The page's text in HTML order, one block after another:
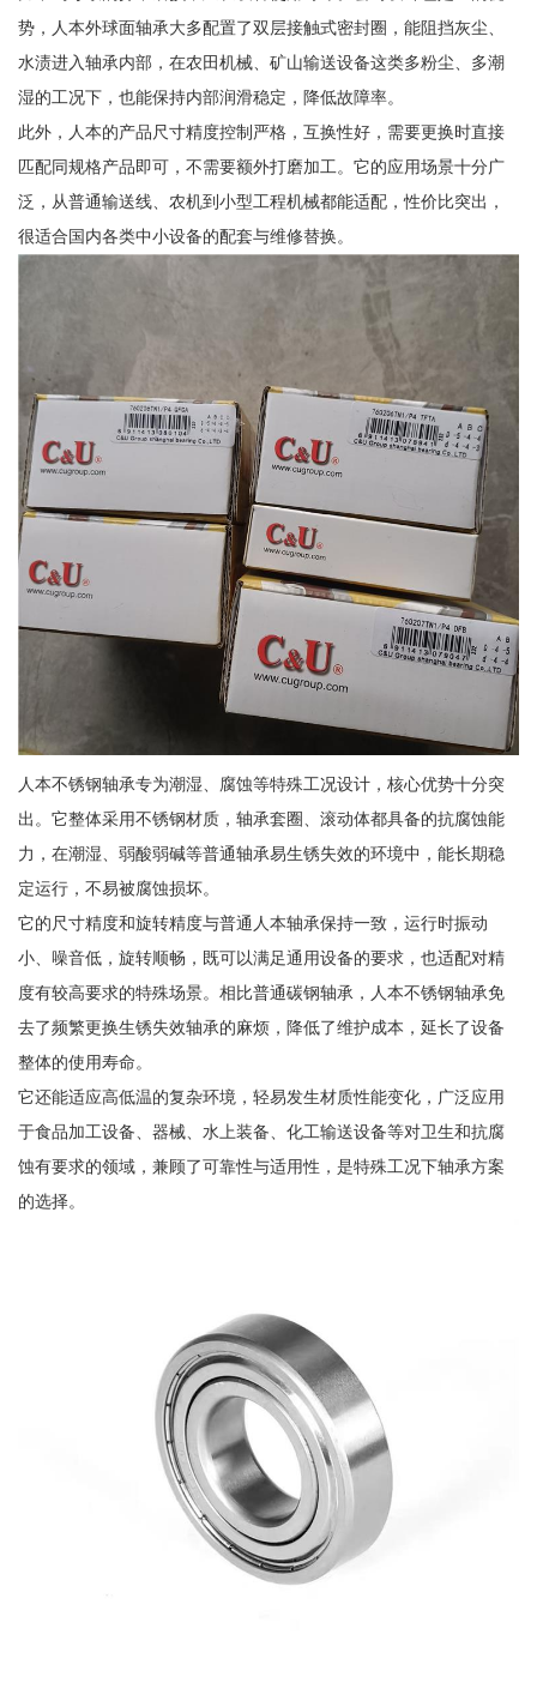
势，人本外球面轴承大多配置了双层接触式密封圈，能阻挡灰尘、
水渍进入轴承内部，在农田机械、矿山输送设备这类多粉尘、多潮
湿的工况下，也能保持内部润滑稳定，降低故障率。
此外，人本的产品尺寸精度控制严格，互换性好，需要更换时直接
匹配同规格产品即可，不需要额外打磨加工。它的应用场景十分广
泛，从普通输送线、农机到小型工程机械都能适配，性价比突出，
很适合国内各类中小设备的配套与维修替换。
人本不锈钢轴承专为潮湿、腐蚀等特殊工况设计，核心优势十分突
出。它整体采用不锈钢材质，轴承套圈、滚动体都具备的抗腐蚀能
力，在潮湿、弱酸弱碱等普通轴承易生锈失效的环境中，能长期稳
定运行，不易被腐蚀损坏。
它的尺寸精度和旋转精度与普通人本轴承保持一致，运行时振动
小、噪音低，旋转顺畅，既可以满足通用设备的要求，也适配对精
度有较高要求的特殊场景。相比普通碳钢轴承，人本不锈钢轴承免
去了频繁更换生锈失效轴承的麻烦，降低了维护成本，延长了设备
整体的使用寿命。
它还能适应高低温的复杂环境，轻易发生材质性能变化，广泛应用
于食品加工设备、器械、水上装备、化工输送设备等对卫生和抗腐
蚀有要求的领域，兼顾了可靠性与适用性，是特殊工况下轴承方案
的选择。